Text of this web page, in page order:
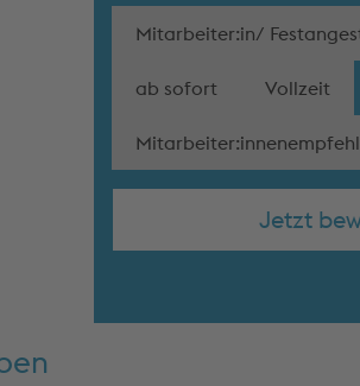
Mitarbeiter:in/
ab sofort Vollzeit
Jetzt